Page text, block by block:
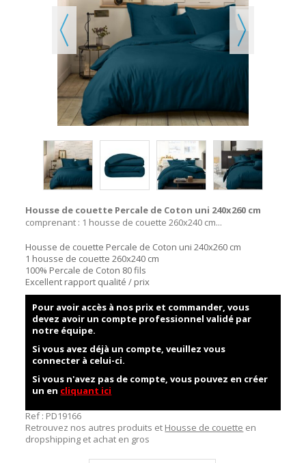
Housse de couette Percale de Coton uni 240x260 cm
comprenant : 1 housse de couette 260x240 cm...
Housse de couette Percale de Coton uni 240x260 cm
1 housse de couette 260x240 cm
100% Percale de Coton 80 fils
Excellent rapport qualité / prix
Pour avoir accès à nos prix et commander, vous
devez avoir un compte professionnel validé par
notre équipe.
Si vous avez déjà un compte, veuillez vous
connecter à celui-ci.
Si vous n'avez pas de compte, vous pouvez en créer
un en cliquant ici
Ref : PD19166
Retrouvez nos autres produits et Housse de couette en
dropshipping et achat en gros